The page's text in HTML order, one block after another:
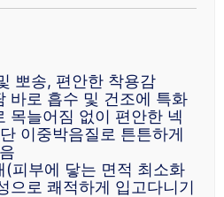
뽀송, 편안한 착용감
바로 흡수 및 건조에 특화
목늘어짐 없이 편안한 넥
이중박음질로 튼튼하게
(피부에 닿는 면적 최소화
으로 쾌적하게 입고다니기